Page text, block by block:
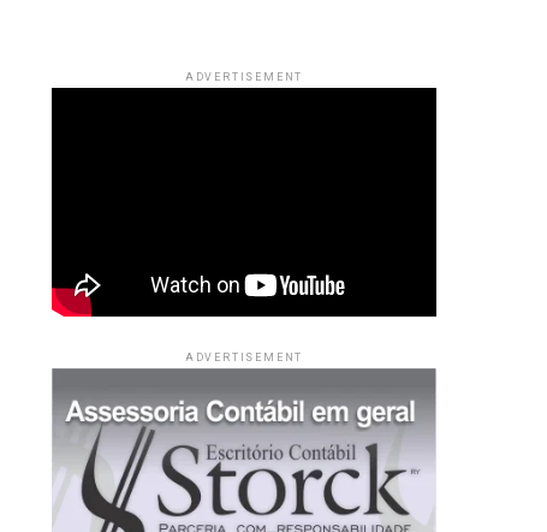
ADVERTISEMENT
ADVERTISEMENT